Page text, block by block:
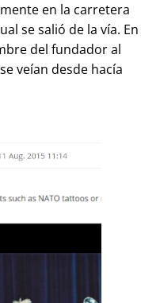
en la carretera
se salió de la vía. En
del fundador al
veían desde hacía